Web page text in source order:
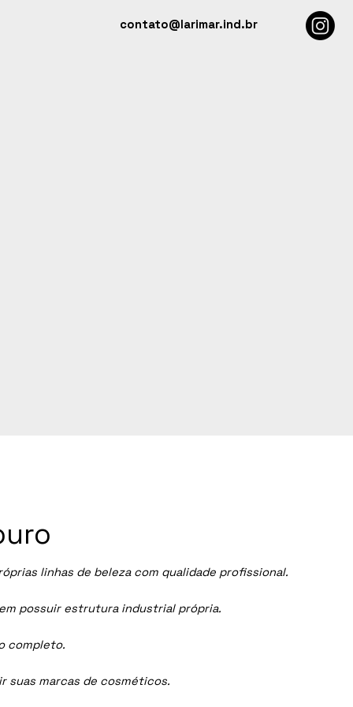
contato@larimar.ind.br
linhas de beleza com qualidade profissional.
possuir estrutura industrial própria.
completo.
suas marcas de cosméticos.